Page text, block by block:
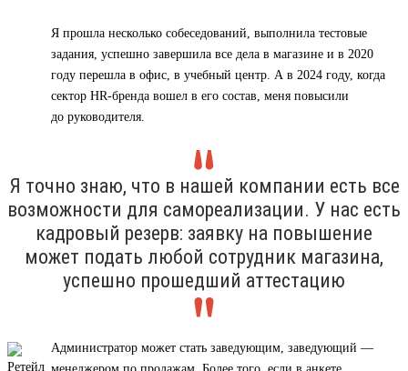
Я прошла несколько собеседований, выполнила тестовые
задания, успешно завершила все дела в магазине и в 2020
году перешла в офис, в учебный центр. А в 2024 году, когда
сектор HR-бренда вошел в его состав, меня повысили
до руководителя.
Я точно знаю, что в нашей компании есть все
возможности для самореализации. У нас есть
кадровый резерв: заявку на повышение
может подать любой сотрудник магазина,
успешно прошедший аттестацию
Администратор может стать заведующим, заведующий —